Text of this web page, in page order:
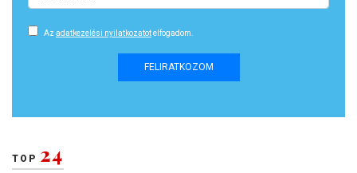
Az adatkezelési nyilatkozatotelfogadom.
FELIRATKOZOM
TOP 24